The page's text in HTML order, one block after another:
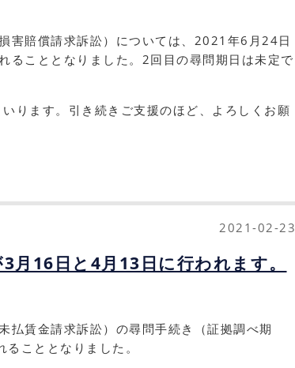
害賠償請求訴訟）については、2021年6月24日
ることとなりました。2回目の尋問期日は未定で
ります。引き続きご支援のほど、よろしくお願
2021-02-23
月16日と4月13日に行われます。
払賃金請求訴訟）の尋問手続き（証拠調べ期
こととなりました。